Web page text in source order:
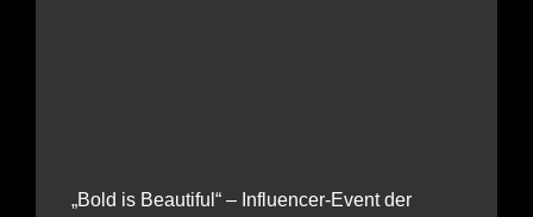
„Bold is Beautiful“ – Influencer-Event der